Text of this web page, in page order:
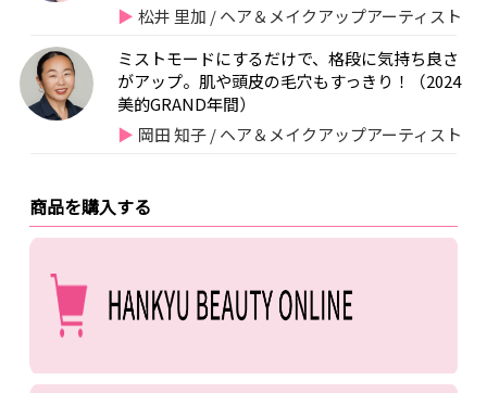
松井 里加 / ヘア＆メイクアップアーティスト
ミストモードにするだけで、格段に気持ち良さ
がアップ。肌や頭皮の毛穴もすっきり！（2024
美的GRAND年間）
岡田 知子 / ヘア＆メイクアップアーティスト
商品を購入する